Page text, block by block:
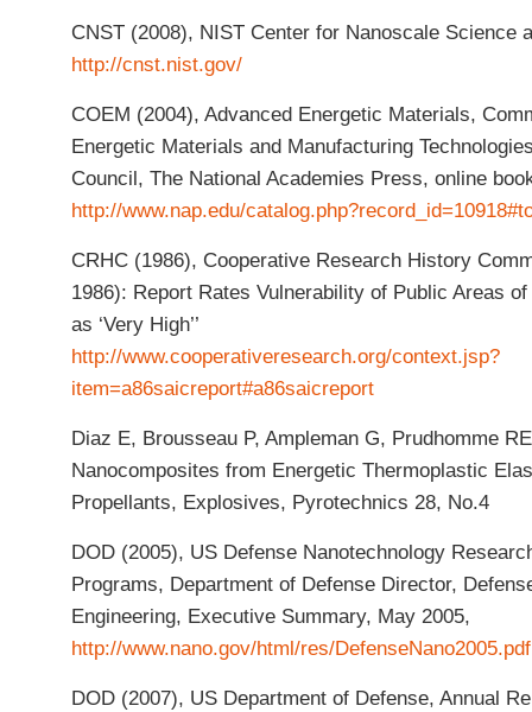
CNST (2008), NIST Center for Nanoscale Science
http://cnst.nist.gov/
COEM (2004), Advanced Energetic Materials,
Energetic Materials and Manufacturing
Council, The National Academies Press, online
http://www.nap.edu/
CRHC (1986), Cooperative Research History
1986): Report Rates Vulnerability of Public Areas
as ‘Very High’’
http://www.cooperativeresearch.org/context.jsp?
item=a86saicreport#a86saicreport
Diaz E, Brousseau P, Ampleman G, Prudhomme
Nanocomposites from Energetic Thermoplastic
Propellants, Explosives, Pyrotechnics 28, No.4
DOD (2005), US Defense Nanotechnology
Programs, Department of Defense Director,
Engineering, Executive Summary, May 2005,
http://www.nano.gov/html/res/DefenseNano2005.pdf
DOD (2007), US Department of Defense, Annual